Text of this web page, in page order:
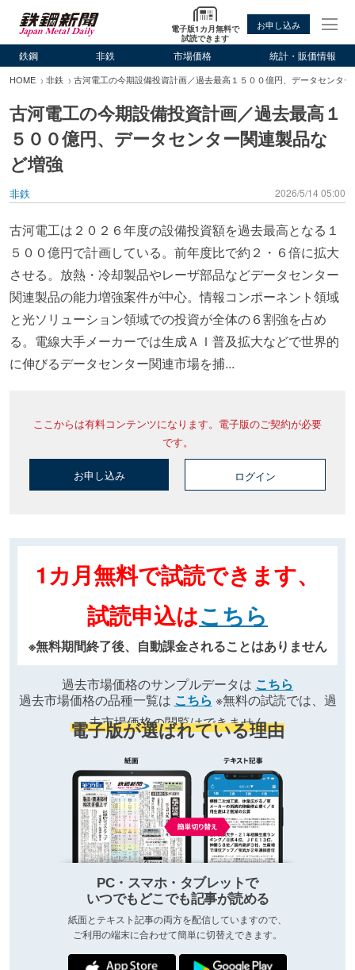
電子版1カ月無料で
試読できます
お申し込み
鉄鋼 非鉄 市場価格 統計・販価情報
HOME 非鉄 古河電工の今期設備投資計画／過去最高１５００億円、データセンタ
古河電工の今期設備投資計画／過去最高１
５００億円、データセンター関連製品な
ど増強
非鉄 2026/5/14 05:00
古河電工は２０２６年度の設備投資額を過去最高となる１
５００億円で計画している。前年度比で約２・６倍に拡大
させる。放熱・冷却製品やレーザ部品などデータセンター
関連製品の能力増強案件が中心。情報コンポーネント領域
と光ソリューション領域での投資が全体の６割強を占め
る。電線大手メーカーでは生成ＡＩ普及拡大などで世界的
に伸びるデータセンター関連市場を捕...
ここからは有料コンテンツになります。電子版のご契約が必要
です。
お申し込み ログイン
1カ月無料で試読できます、
試読申込はこちら
※無料期間終了後、自動課金されることはありません
過去市場価格のサンプルデータは こちら
過去市場価格の品種一覧は こちら ※無料の試読では、過
去市場価格の閲覧はできません
電子版が選ばれている理由
PC・スマホ・タブレットで
いつでもどこでも記事が読める
紙面とテキスト記事の両方を配信していますので、
ご利用の端末に合わせて簡単に切替えできます。